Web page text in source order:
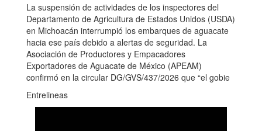
La suspensión de actividades de los inspectores del
Departamento de Agricultura de Estados Unidos (USDA)
en Michoacán interrumpió los embarques de aguacate
hacia ese país debido a alertas de seguridad. La
Asociación de Productores y Empacadores
Exportadores de Aguacate de México (APEAM)
confirmó en la circular DG/GVS/437/2026 que “el gobie
Entrelineas